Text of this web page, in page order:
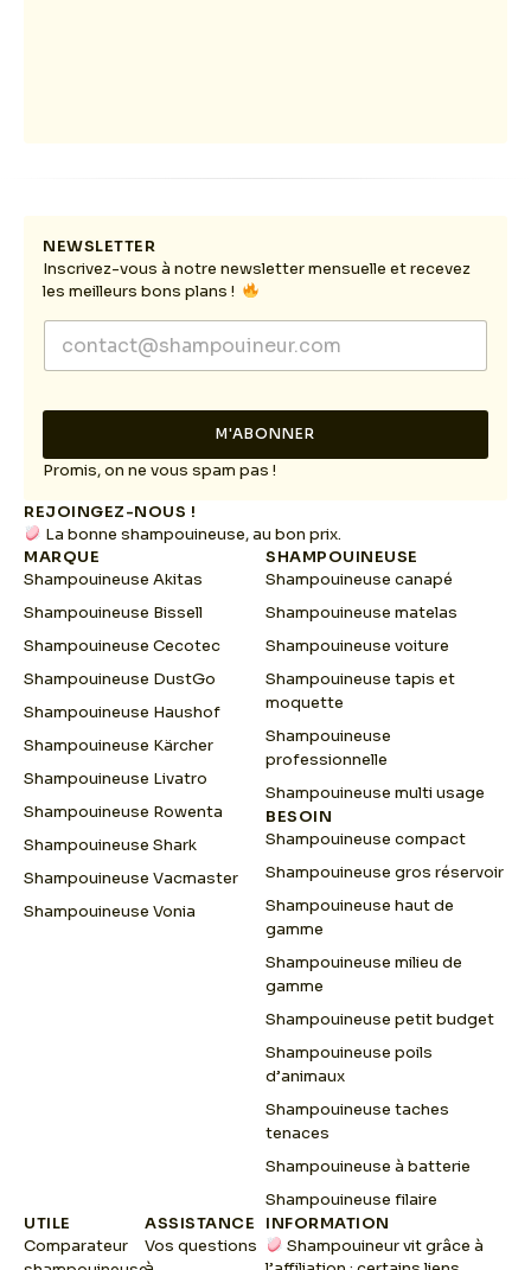
NEWSLETTER
Inscrivez-vous à notre newsletter mensuelle et recevez
les meilleurs bons plans !
E
a
l
M'ABONNER
Promis, on ne vous spam pas !
REJOINGEZ-NOUS !
La bonne shampouineuse, au bon prix.
MARQUE
Shampouineuse Akitas
Shampouineuse Bissell
Shampouineuse Cecotec
Shampouineuse DustGo
Shampouineuse Haushof
Shampouineuse Kärcher
Shampouineuse Livatro
Shampouineuse Rowenta
Shampouineuse Shark
Shampouineuse Vacmaster
Shampouineuse Vonia
SHAMPOUINEUSE
Shampouineuse canapé
Shampouineuse matelas
Shampouineuse voiture
Shampouineuse tapis et
moquette
Shampouineuse
professionnelle
Shampouineuse multi usage
BESOIN
Shampouineuse compact
Shampouineuse gros réservoir
Shampouineuse haut de
gamme
Shampouineuse milieu de
gamme
Shampouineuse petit budget
Shampouineuse poils
d’animaux
Shampouineuse taches
tenaces
Shampouineuse à batterie
Shampouineuse filaire
UTILE
Comparateur
ASSISTANCE
Vos questions
INFORMATION
Shampouineur vit grâce à